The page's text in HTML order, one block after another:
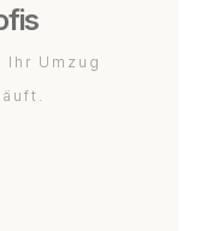
Umzug